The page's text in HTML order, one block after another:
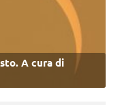
A cura di